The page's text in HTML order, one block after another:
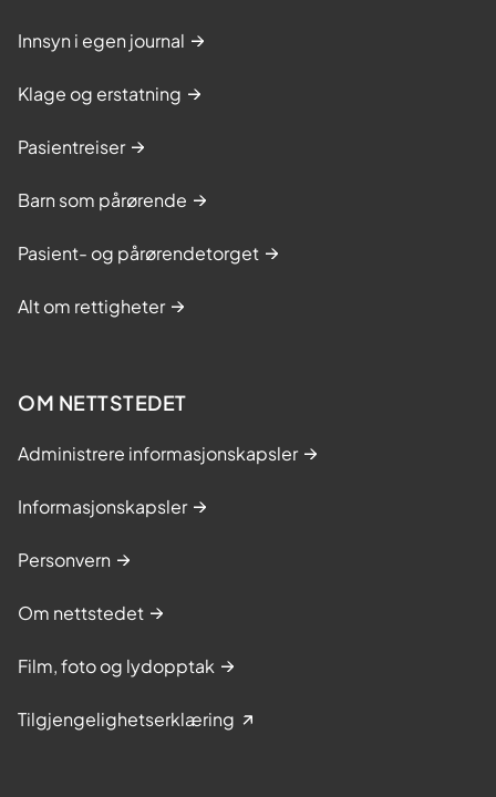
Innsyn i egen journal
Klage og erstatning
Pasientreiser
Barn som pårørende
Pasient- og pårørendetorget
Alt om rettigheter
OM NETTSTEDET
Administrere informasjonskapsler
Informasjonskapsler
Personvern
Om nettstedet
Film, foto og lydopptak
Tilgjengelighetserklæring